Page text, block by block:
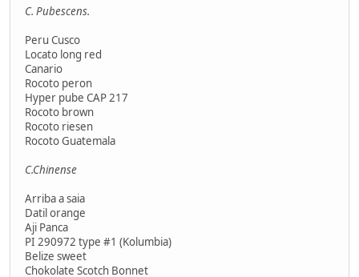
C. Pubescens.
Peru Cusco
Locato long red
Canario
Rocoto peron
Hyper pube CAP 217
Rocoto brown
Rocoto riesen
Rocoto Guatemala
C.Chinense
Arriba a saia
Datil orange
Aji Panca
PI 290972 type #1 (Kolumbia)
Belize sweet
Chokolate Scotch Bonnet